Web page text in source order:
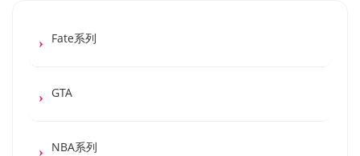
Fate系列
GTA
NBA系列